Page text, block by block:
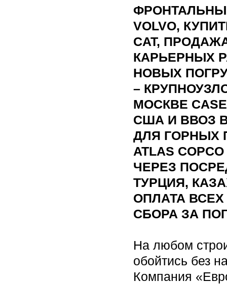
VOLVO,
CAT,
КАРЬЕРНЫХ
НОВЫХ
–
МОСКВЕ
США И ВВОЗ
ДЛЯ ГОРНЫХ
ATLAS
ЧЕРЕЗ
ТУРЦИЯ,
ОПЛАТА
СБОРА ЗА
На любом
обойтись без
Компания